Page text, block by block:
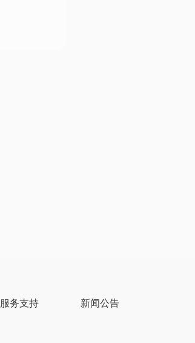
服务支持 新闻公告